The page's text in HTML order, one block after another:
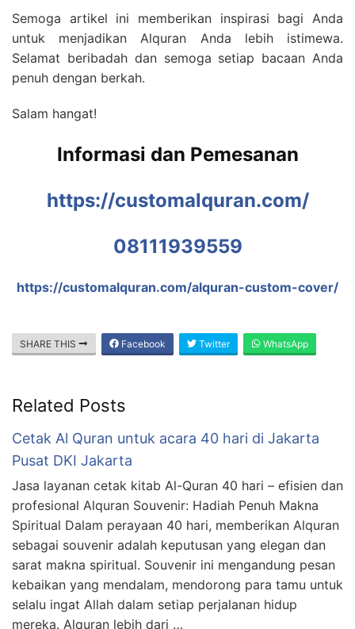
Semoga artikel ini memberikan inspirasi bagi Anda
untuk menjadikan Alquran Anda lebih istimewa.
Selamat beribadah dan semoga setiap bacaan Anda
penuh dengan berkah.
Salam hangat!
Informasi dan Pemesanan
https://customalquran.com/
08111939559
https://customalquran.com/alquran-custom-cover/
SHARE THIS Facebook Twitter WhatsApp
Related Posts
Cetak Al Quran untuk acara 40 hari di Jakarta
Pusat DKI Jakarta
Jasa layanan cetak kitab Al-Quran 40 hari – efisien dan
profesional Alquran Souvenir: Hadiah Penuh Makna
Spiritual Dalam perayaan 40 hari, memberikan Alquran
sebagai souvenir adalah keputusan yang elegan dan
sarat makna spiritual. Souvenir ini mengandung pesan
kebaikan yang mendalam, mendorong para tamu untuk
selalu ingat Allah dalam setiap perjalanan hidup
mereka. Alquran lebih dari …